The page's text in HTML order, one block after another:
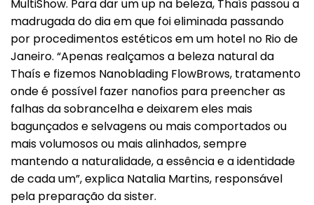
MultiShow. Para dar um up na beleza, Thaís passou a
madrugada do dia em que foi eliminada passando
por procedimentos estéticos em um hotel no Rio de
Janeiro. “Apenas realçamos a beleza natural da
Thaís e fizemos Nanoblading FlowBrows, tratamento
onde é possível fazer nanofios para preencher as
falhas da sobrancelha e deixarem eles mais
bagunçados e selvagens ou mais comportados ou
mais volumosos ou mais alinhados, sempre
mantendo a naturalidade, a essência e a identidade
de cada um”, explica Natalia Martins, responsável
pela preparação da sister.